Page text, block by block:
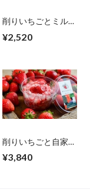
削りいちごとミルク
入り）熨斗付き可
¥2,520
削りいちごと自家製
個入り）熨斗付き可
¥3,840